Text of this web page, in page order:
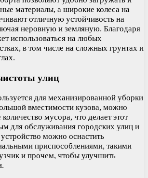
материалы, а широкие колеса на
отличную устойчивость на
неровную и земляную. Благодаря
использоваться на любых
в том числе на сложных грунтах и
улиц
для механизированной уборки
вместимости кузова, можно
мусора, что делает этот
для обслуживания городских улиц и
можно оснастить
приспособлениями, такими
и прочем, чтобы улучшить